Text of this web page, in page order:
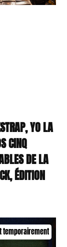
YO LA
CINQ
DE LA
ÉDITION
temporairement